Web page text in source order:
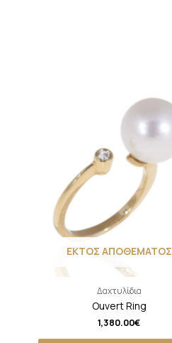
ΕΚΤΟΣ ΑΠΟΘΕΜΑΤΟΣ
Δαχτυλίδια
Ouvert Ring
1,380.00€